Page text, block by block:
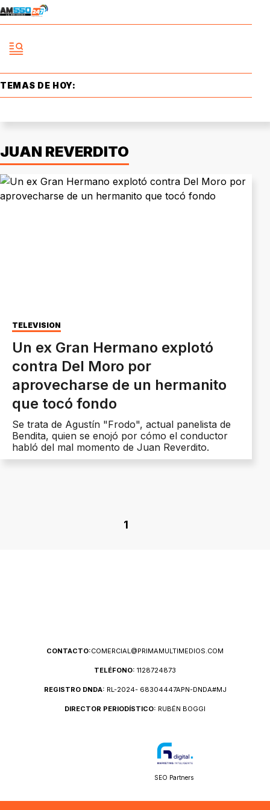
TEMAS DE HOY:
JUAN REVERDITO
TELEVISIÓN
Un ex Gran Hermano explotó
contra Del Moro por
aprovecharse de un hermanito
que tocó fondo
Se trata de Agustín "Frodo", actual panelista de
Bendita, quien se enojó por cómo el conductor
habló del mal momento de Juan Reverdito.
1
CONTACTO:COMERCIAL@PRIMAMULTIMEDIOS.COM
TELÉFONO: 1128724873
REGISTRO DNDA: RL-2024- 68304447APN-DNDA#MJ
DIRECTOR PERIODÍSTICO: RUBÉN BOGGI
SEO Partners